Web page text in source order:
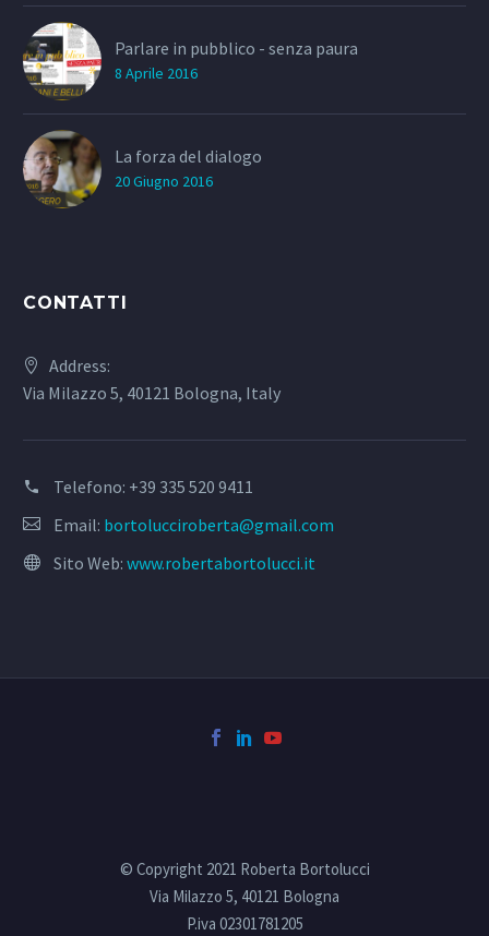
Parlare in pubblico - senza paura
8 Aprile 2016
La forza del dialogo
20 Giugno 2016
CONTATTI
Address:
Via Milazzo 5, 40121 Bologna, Italy
Telefono: +39 335 520 9411
Email: bortolucciroberta@gmail.com
Sito Web: www.robertabortolucci.it
© Copyright 2021 Roberta Bortolucci
Via Milazzo 5, 40121 Bologna
P.iva 02301781205